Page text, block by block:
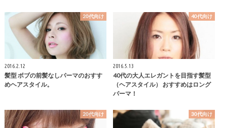
20代向け
2016.2.12
髪型 ボブの前髪なしパーマのおすす
めヘアスタイル。
40代向け
2016.5.13
40代の大人エレガントを目指す髪型
（ヘアスタイル） おすすめはロング
パーマ！
20代向け 30代向け